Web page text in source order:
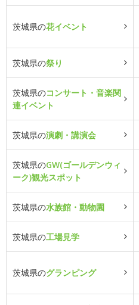
茨城県の花イベント
茨城県の祭り
茨城県のコンサート・音楽関
連イベント
茨城県の演劇・講演会
茨城県のGW(ゴールデンウィ
ーク)観光スポット
茨城県の水族館・動物園
茨城県の工場見学
茨城県のグランピング